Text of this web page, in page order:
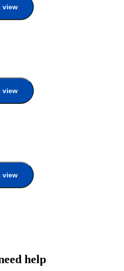
view
view
view
help